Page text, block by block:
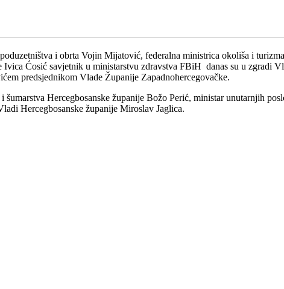
i obrta Vojin Mijatović, federalna ministrica okoliša i
Ćosić savjetnik u ministarstvu zdravstva FBiH danas su u zgradi
predsjednikom Vlade Županije Zapadnohercegovačke.
Hercegbosanske županije Božo Perić, ministar unutarnjih
Hercegbosanske županije Miroslav Jaglica.